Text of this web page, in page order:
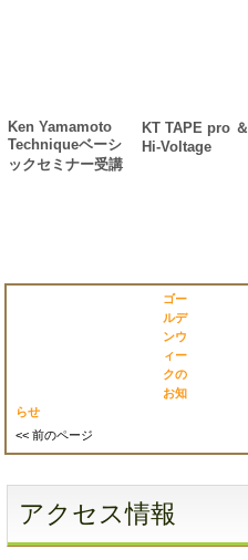
Ken Yamamoto
Techniqueベーシ
ックセミナー受講
KT TAPE pro ＆
Hi-Voltage
ゴー
ルデ
ンウ
ィー
クの
お知
らせ
<< 前のページ
アクセス情報